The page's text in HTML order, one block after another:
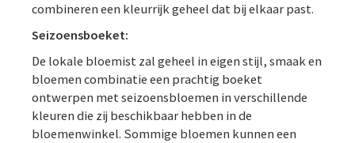
combineren een kleurrijk geheel dat bij elkaar past.
Seizoensboeket:
De lokale bloemist zal geheel in eigen stijl, smaak en
bloemen combinatie een prachtig boeket
ontwerpen met seizoensbloemen in verschillende
kleuren die zij beschikbaar hebben in de
bloemenwinkel. Sommige bloemen kunnen een